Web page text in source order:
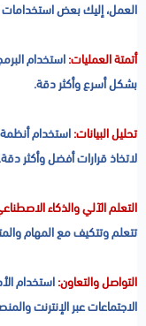
العمل، إليك بعض استخدامات
أتمتة العمليات:استخدام
بشكل أسرع وأكثر دقة.
تحليل البيانات:استخدام أنظمة
لاتخاذ قرارات أفضل وأكثر دقة.
التعلم الآلي والذكاء
تتعلم وتتكيف مع المهام
التواصل والتعاون:استخدام
الاجتماعات عبر الإنترنت